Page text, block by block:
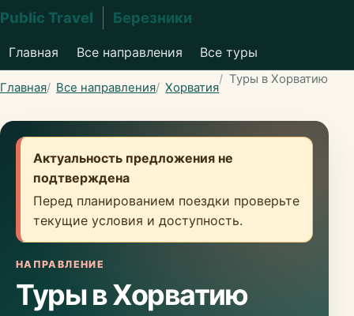
Public Travel Березники
Главная Все направления Все туры
Главная Все направления Хорватия
Туры в Хорватию
Актуальность предложения не
подтверждена
Перед планированием поездки проверьте
текущие условия и доступность.
НАПРАВЛЕНИЕ
Туры в Хорватию